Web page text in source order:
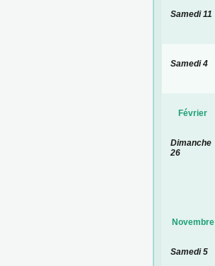
Samedi 11
Samedi 4
Février
Dimanche
26
Novembre
Samedi 5